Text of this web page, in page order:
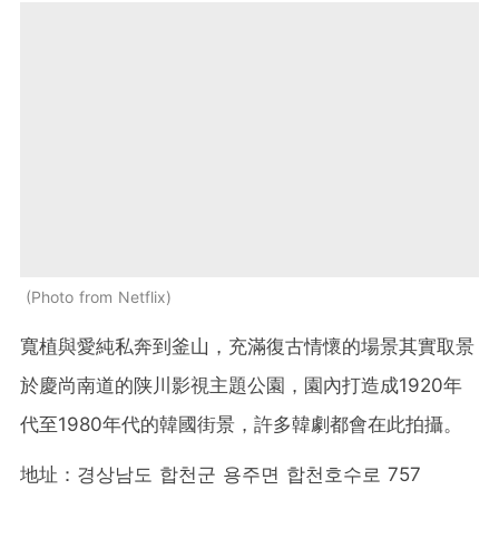
Photo from Netflix
寬植與愛純私奔到釜山，充滿復古情懷的場景其實取景
於慶尚南道的陕川影視主題公園，園內打造成1920年
代至1980年代的韓國街景，許多韓劇都會在此拍攝。
地址：경상남도 합천군 용주면 합천호수로 757